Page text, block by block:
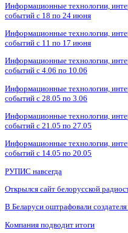
Информационные технологии,
событий с 18 по 24 июня
Информационные технологии,
событий с 11 по 17 июня
Информационные технологии,
событий с 4.06 по 10.06
Информационные технологии,
событий с 28.05 по 3.06
Информационные технологии,
событий с 21.05 по 27.05
Информационные технологии,
событий с 14.05 по 20.05
РУПИС навсегда
Открылся сайт белорусской
В Беларуси оштрафовали создателя
Компания подводит итоги